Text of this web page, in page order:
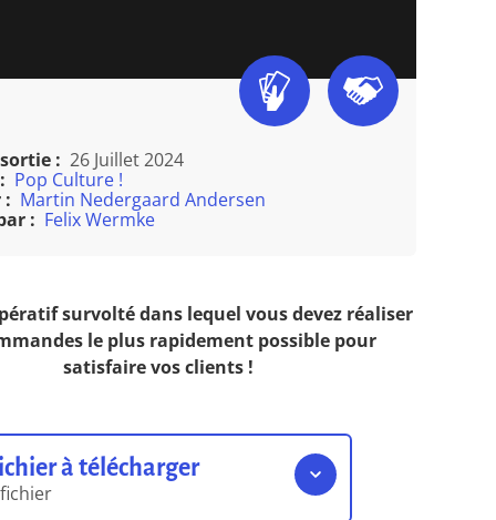
: 26 Juillet 2024
Pop Culture !
: Martin Nedergaard Andersen
: Felix Wermke
survolté dans lequel vous devez réaliser
le plus rapidement possible pour
satisfaire vos clients !
à télécharger